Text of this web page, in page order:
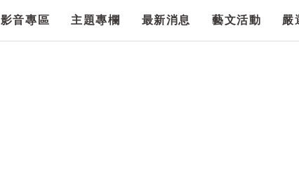
影音專區 主題專欄 最新消息 藝文活動 嚴